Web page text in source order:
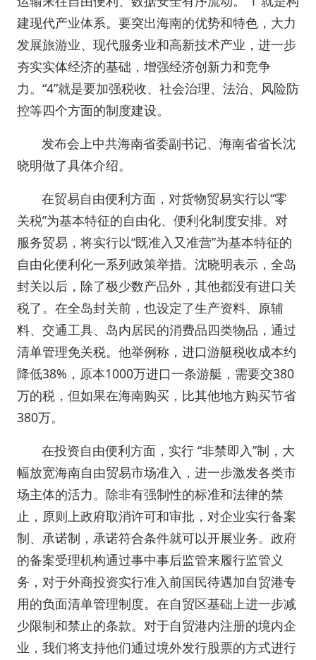
建现代产业体系。要突出海南的优势和特色，大力
发展旅游业、现代服务业和高新技术产业，进一步
夯实实体经济的基础，增强经济创新力和竞争
力。“4”就是要加强税收、社会治理、法治、风险防
控等四个方面的制度建设。
发布会上中共海南省委副书记、海南省省长沈
晓明做了具体介绍。
在贸易自由便利方面，对货物贸易实行以“零
关税”为基本特征的自由化、便利化制度安排。对
服务贸易，将实行以“既准入又准营”为基本特征的
自由化便利化一系列政策举措。沈晓明表示，全岛
封关以后，除了极少数产品外，其他都没有进口关
税了。在全岛封关前，也设定了生产资料、原辅
料、交通工具、岛内居民的消费品四类物品，通过
清单管理免关税。他举例称，进口游艇税收成本约
降低38%，原本1000万进口一条游艇，需要交380
万的税，但如果在海南购买，比其他地方购买节省
380万。
在投资自由便利方面，实行 “非禁即入”制，大
幅放宽海南自由贸易市场准入，进一步激发各类市
场主体的活力。除非有强制性的标准和法律的禁
止，原则上政府取消许可和审批，对企业实行备案
制、承诺制，承诺符合条件就可以开展业务。政府
的备案受理机构通过事中事后监管来履行监管义
务，对于外商投资实行准入前国民待遇加自贸港专
用的负面清单管理制度。在自贸区基础上进一步减
少限制和禁止的条款。对于自贸港内注册的境内企
业，我们将支持他们通过境外发行股票的方式进行